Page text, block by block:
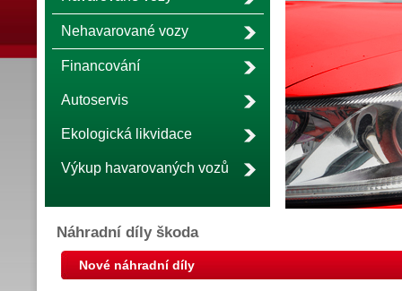
Nehavarované vozy
Financování
Autoservis
Ekologická likvidace
Výkup havarovaných vozů
Náhradní díly škoda
Nové náhradní díly